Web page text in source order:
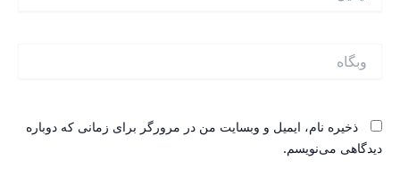
ذخیره نام، ایمیل و وبسایت من در مرورگر برای زمانی که دوباره
می‌نویسم.